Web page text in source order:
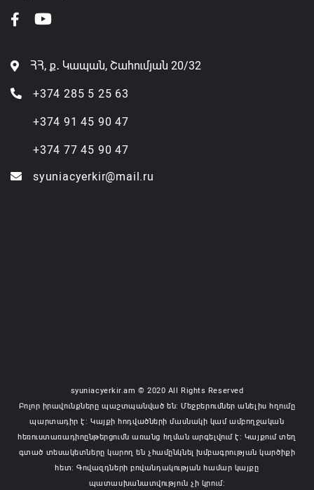
ՀՀ, ք․ Կապան, Շահումյան 20/32
+374 285 5 25 63
+374 91 45 90 47
+374 77 45 90 47
syuniacyerkir@mail.ru
syuniacyerkir.am © 2020 All Rights Reserved
Բոլոր իրավունքները պաշտպանված են: Մեջբերումներ անելիս հղումը
պարտադիր է: Կայքի հոդվածների մասնակի կամ ամբողջական
հեռուստառադիոընթերցումն առանց հղման արգելվում է: Կայքում տեղ
գտած տեսակետները կարող են չհամընկնել խմբագրության կարծիքի
հետ: Գովազդների բովանդակության համար կայքը
պատասխանատվություն չի կրում: